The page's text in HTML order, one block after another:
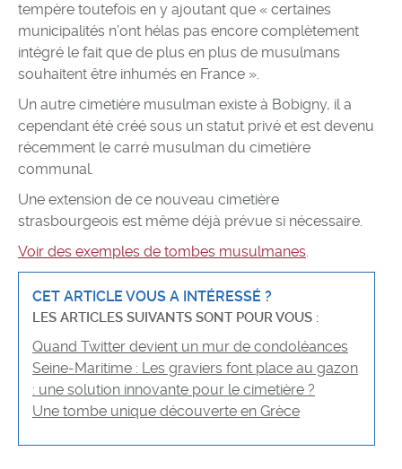
tempère toutefois en y ajoutant que « certaines
municipalités n’ont hélas pas encore complètement
intégré le fait que de plus en plus de musulmans
souhaitent être inhumés en France ».
Un autre cimetière musulman existe à Bobigny, il a
cependant été créé sous un statut privé et est devenu
récemment le carré musulman du cimetière
communal.
Une extension de ce nouveau cimetière
strasbourgeois est même déjà prévue si nécessaire.
Voir des exemples de tombes musulmanes.
CET ARTICLE VOUS A INTÉRESSÉ ?
LES ARTICLES SUIVANTS SONT POUR VOUS :
Quand Twitter devient un mur de condoléances
Seine-Maritime : Les graviers font place au gazon
: une solution innovante pour le cimetière ?
Une tombe unique découverte en Grèce